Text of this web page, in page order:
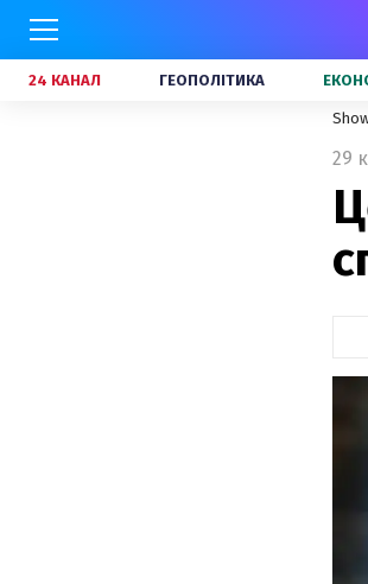
24 КАНАЛ ГЕОПОЛІТИКА
29